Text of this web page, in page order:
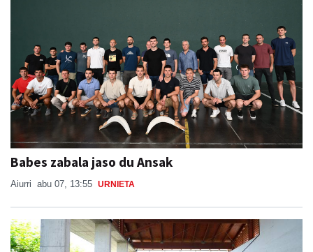
Babes zabala jaso du Ansak
Aiurri abu 07, 13:55 URNIETA